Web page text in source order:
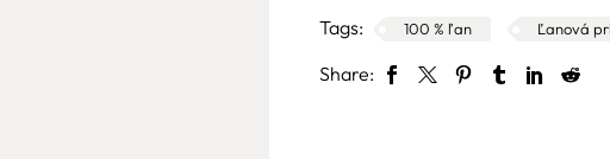
Tags:
100 % ľan Ľanová
Share: